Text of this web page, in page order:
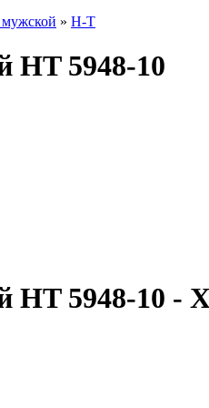
» H-T
HT 5948-10
HT 5948-10 -